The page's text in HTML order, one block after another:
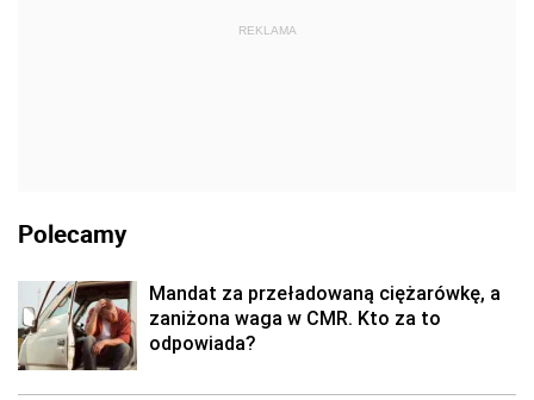
REKLAMA
Polecamy
Mandat za przeładowaną ciężarówkę, a
zaniżona waga w CMR. Kto za to
odpowiada?